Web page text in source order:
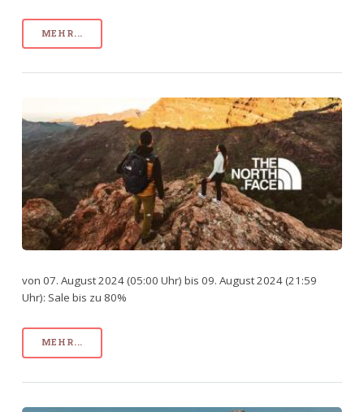
MEHR...
von 07. August 2024 (05:00 Uhr) bis 09. August 2024 (21:59
Uhr): Sale bis zu 80%
MEHR...